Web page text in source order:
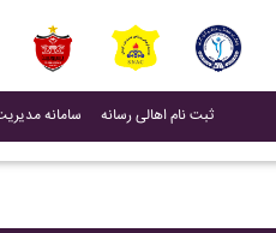
سامانه (current)
ثبت نام اهالی رسانه(current)